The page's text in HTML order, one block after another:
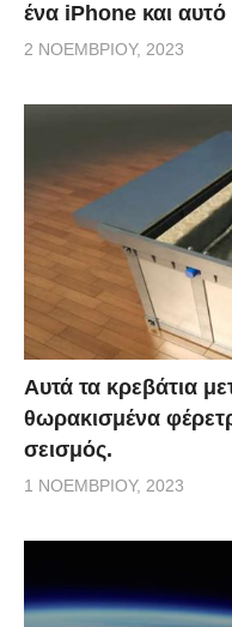
ένα iPhone και αυτό
2 ΝΟΕΜΒΡΊΟΥ, 2023
Αυτά τα κρεβάτια
θωρακισμένα
σεισμός.
1 ΝΟΕΜΒΡΊΟΥ, 2023